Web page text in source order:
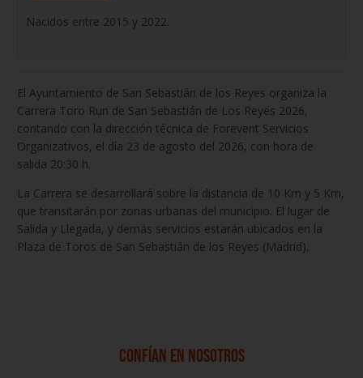
Nacidos entre 2015 y 2022.
El Ayuntamiento de San Sebastián de los Reyes organiza la
Carrera Toro Run de San Sebastián de Los Reyes 2026,
contando con la dirección técnica de Forevent Servicios
Organizativos, el día 23 de agosto del 2026, con hora de
salida 20:30 h.
La Carrera se desarrollará sobre la distancia de 10 Km y 5 Km,
que transitarán por zonas urbanas del municipio. El lugar de
Salida y Llegada, y demás servicios estarán ubicados en la
Plaza de Toros de San Sebastián de los Reyes (Madrid).
CONFÍAN EN NOSOTROS